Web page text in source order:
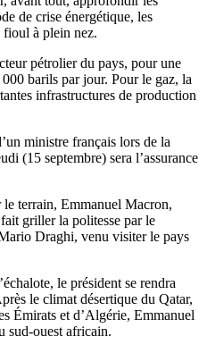
de crise énergétique, les
fioul à plein nez.
pétrolier du pays, pour une
barils par jour. Pour le gaz, la
infrastructures de production
ministre français lors de la
(15 septembre) sera l’assurance
le terrain, Emmanuel Macron,
griller la politesse par le
Draghi, venu visiter le pays
le président se rendra
le climat désertique du Qatar,
Émirats et d’Algérie, Emmanuel
sud-ouest africain.